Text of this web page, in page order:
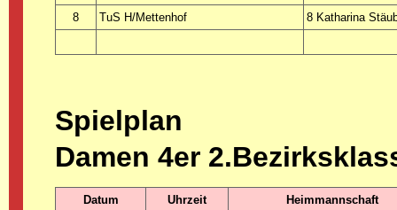
8
TuS H/Mettenhof 8 Katharina
Spielplan
Damen 4er
Datum Uhrzeit
Heimmannschaft